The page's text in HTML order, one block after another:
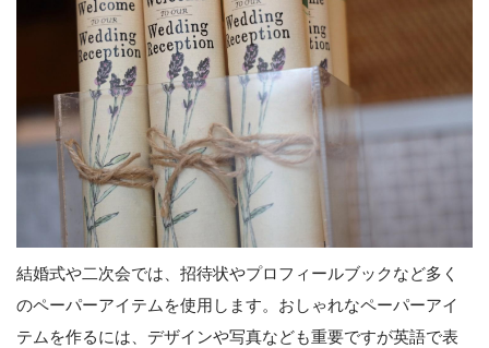
結婚式や二次会では、招待状やプロフィールブックなど多く
のペーパーアイテムを使用します。おしゃれなペーパーアイ
テムを作るには、デザインや写真なども重要ですが英語で表